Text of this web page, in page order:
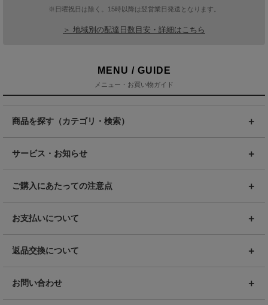
※日曜祝日は除く。15時以降は翌営業日発送となります。
＞ 地域別の配達日数目安・詳細はこちら
MENU / GUIDE
メニュー・お買い物ガイド
商品を探す（カテゴリ・検索）
サービス・お知らせ
ご購入にあたっての注意点
お支払いについて
返品交換について
お問い合わせ